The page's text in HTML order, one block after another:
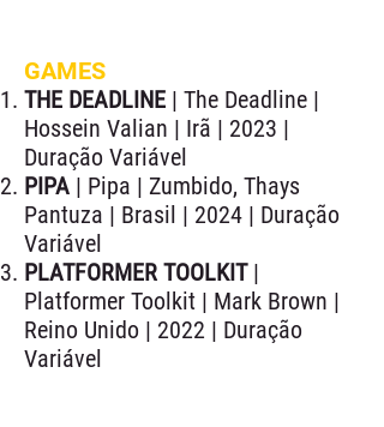
GAMES
THE DEADLINE | The Deadline |
Hossein Valian | Irã | 2023 |
Duração Variável
PIPA | Pipa | Zumbido, Thays
Pantuza | Brasil | 2024 | Duração
Variável
PLATFORMER TOOLKIT|
Platformer Toolkit | Mark Brown |
Reino Unido | 2022 | Duração
Variável